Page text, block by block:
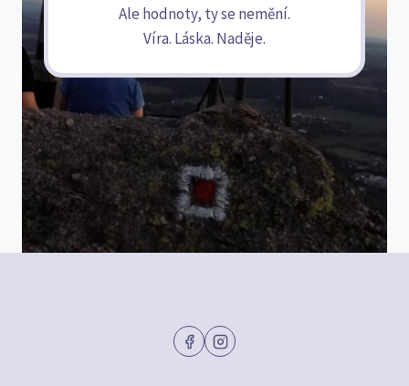
Ale hodnoty, ty se nemění.
Víra. Láska. Naděje.